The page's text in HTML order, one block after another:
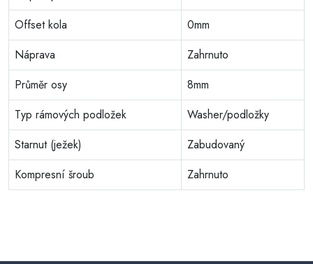
Offset kola
0mm
Náprava
Zahrnuto
Průměr osy
8mm
Typ rámových podložek
Washer/podložky
Starnut (ježek)
Zabudovaný
Kompresní šroub
Zahrnuto